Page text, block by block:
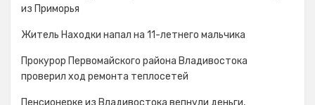
из Приморья
Житель Находки напал на 11-летнего мальчика
Прокурор Первомайского района Владивостока
проверил ход ремонта теплосетей
Пенсионерке из Владивостока вепнули деньги,